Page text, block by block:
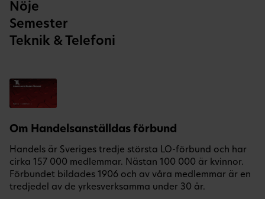
Nöje
Semester
Teknik & Telefoni
Om Handelsanställdas förbund
Handels är Sveriges tredje största LO-förbund och har
cirka 157 000 medlemmar. Nästan 100 000 är kvinnor.
Förbundet bildades 1906 och av våra medlemmar är en
tredjedel av de yrkesverksamma under 30 år.